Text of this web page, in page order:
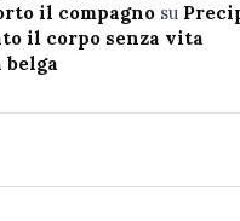
il compagno su
il corpo senza vita
belga